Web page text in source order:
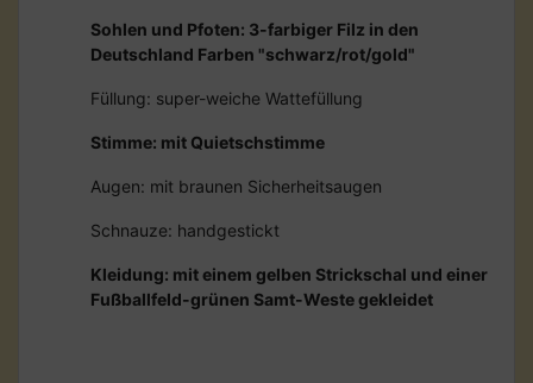
Sohlen und Pfoten: 3-farbiger Filz in den
Deutschland Farben "schwarz/rot/gold"
Füllung: super-weiche Wattefüllung
Stimme: mit Quietschstimme
Augen: mit braunen Sicherheitsaugen
Schnauze: handgestickt
Kleidung: mit einem gelben Strickschal und einer
Fußballfeld-grünen Samt-Weste gekleidet